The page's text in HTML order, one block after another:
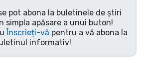
pot abona la buletinele de știri
simpla apăsare a unui buton!
Înscrieți-vă pentru a vă abona la
informativ!